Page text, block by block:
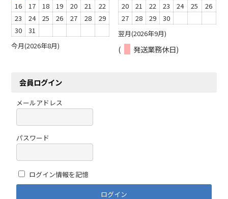
今月(2026年8月)
16
17 18 19 20 21
22
23
24 25 26 27 28
29
30
31 翌月(2026年9月)
20
21 22 23 24 25
26
27
28 29 30
( 発送業務休日)
会員ログイン
メールアドレス
パスワード
ログイン情報を記憶